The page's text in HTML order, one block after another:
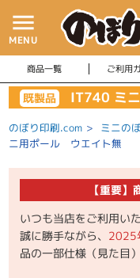
menu
MENU
商品一覧 ご利用
既製品 IT740 ミ
のぼり印刷.com > ミニの
ニ用ポール ウエイト無
【重要
いつも当店をご利用い
誠に勝手ながら、 2025
品の一部仕様（見た目